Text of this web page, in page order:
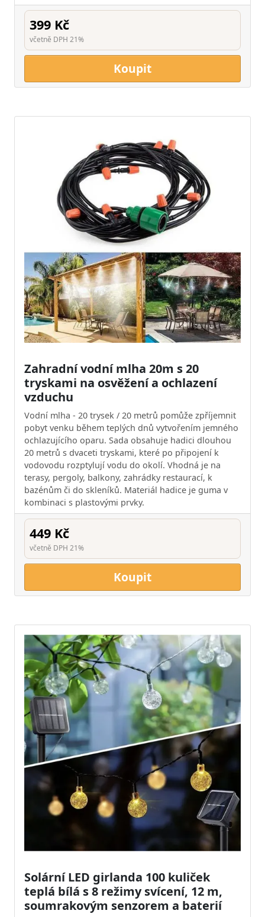
399 Kč
včetně DPH 21%
Koupit
Zahradní vodní mlha 20m s 20
tryskami na osvěžení a ochlazení
vzduchu
Vodní mlha - 20 trysek / 20 metrů pomůže zpříjemnit
pobyt venku během teplých dnů vytvořením jemného
ochlazujícího oparu. Sada obsahuje hadici dlouhou
20 metrů s dvaceti tryskami, které po připojení k
vodovodu rozptylují vodu do okolí. Vhodná je na
terasy, pergoly, balkony, zahrádky restaurací, k
bazénům či do skleníků. Materiál hadice je guma v
kombinaci s plastovými prvky.
449 Kč
včetně DPH 21%
Koupit
Solární LED girlanda 100 kuliček
teplá bílá s 8 režimy svícení, 12 m,
soumrakovým senzorem a baterií